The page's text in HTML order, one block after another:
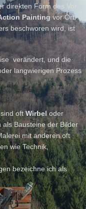
direkten Form des Vor-
Painting vor Ort.
beschworen wird, ist
verändert, und die
langwierigen Prozess
oftWirbeloder
Bausteine der Bilder
mit anderen oft
wie Technik,
bezeichne ich als